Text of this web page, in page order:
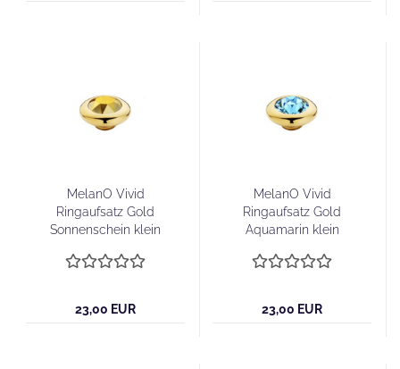
MelanO Vivid
Ringaufsatz Gold
Sonnenschein klein
23,00 EUR
MelanO Vivid
Ringaufsatz Gold
Aquamarin klein
23,00 EUR